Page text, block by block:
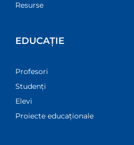
Resurse
EDUCAȚIE
Profesori
Studenți
Elevi
Proiecte educaționale